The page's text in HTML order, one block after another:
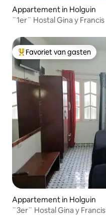
Appartement in Holguin
¨1er¨ Hostal Gina y Francis
Topfavoriet van gasten
Favoriet van gasten
Appartement in Holguin
¨3er¨ Hostal Gina y Francis